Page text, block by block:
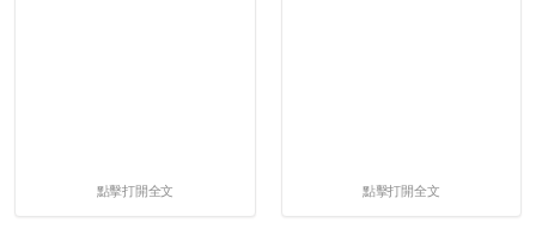
點擊打開全文 點擊打開全文